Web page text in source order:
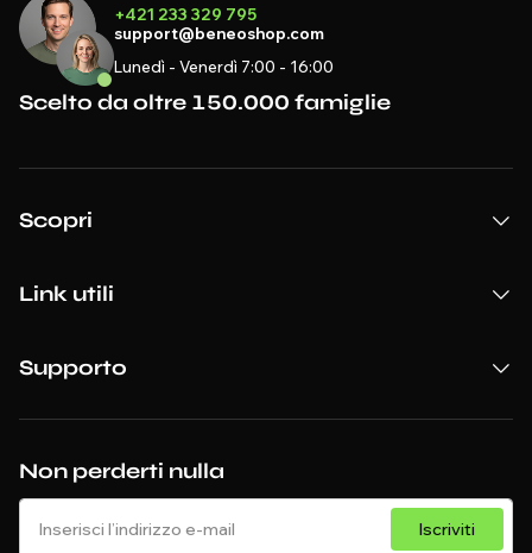
Non perderti nulla
Iscriviti
+421 233 329 795
support@beneoshop.com
Lunedì - Venerdì 7:00 - 16:00
Scelto da oltre 150.000 famiglie
Scopri
Link utili
Supporto